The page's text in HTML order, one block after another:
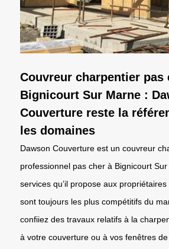
Couvreur charpentier pas
Bignicourt Sur Marne :
Couverture reste la
les domaines
Dawson Couverture est un couvreur
professionnel pas cher à Bignicourt
services qu’il propose aux
sont toujours les plus compétitifs du
confiiez des travaux relatifs à la
à votre couverture ou à vos fenêtres